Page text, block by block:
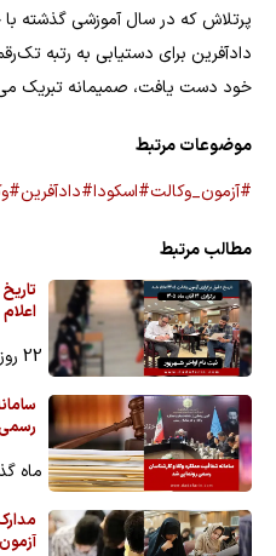
پرتلاش که در سال آموزشی گذشته
دادآفرین برای دستیابی به رتبه
خود دست یافت، صمیمانه تبریک
موضوعات مرتبط
#آزمون_وکالت#اسکودا#دادآفرین
مطالب مرتبط
22 روز پیش
ماه
آزمون